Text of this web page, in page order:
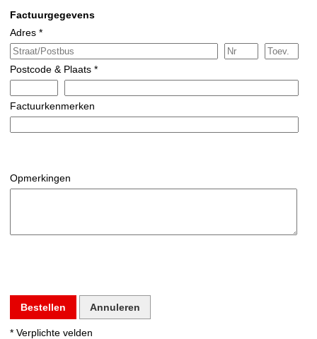
Factuurgegevens
Adres *
Postcode & Plaats *
Factuurkenmerken
Opmerkingen
Bestellen Annuleren
* Verplichte velden